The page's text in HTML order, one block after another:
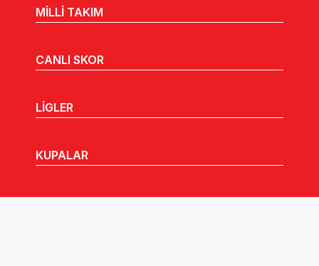
MİLLİ TAKIM
CANLI SKOR
LİGLER
KUPALAR